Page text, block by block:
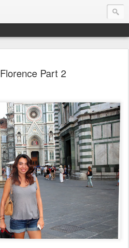
Florence Part 2